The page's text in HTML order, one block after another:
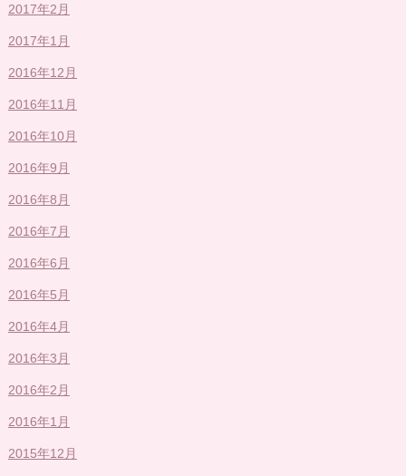
2017年2月
2017年1月
2016年12月
2016年11月
2016年10月
2016年9月
2016年8月
2016年7月
2016年6月
2016年5月
2016年4月
2016年3月
2016年2月
2016年1月
2015年12月